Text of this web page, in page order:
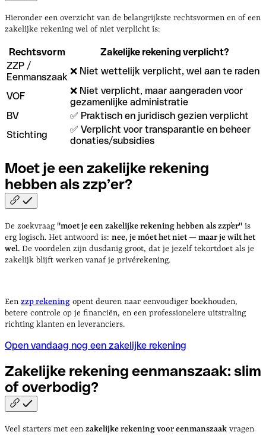
Hieronder een overzicht van de belangrijkste rechtsvormen en of een
zakelijke rekening wel of niet verplicht is:
Rechtsvorm
Zakelijke rekening verplicht?
ZZP /
Eenmanszaak
❌ Niet wettelijk verplicht, wel aan te raden
VOF
❌ Niet verplicht, maar aangeraden voor
gezamenlijke administratie
BV
✅ Praktisch en juridisch gezien verplicht
Stichting
✅ Verplicht voor transparantie en beheer
donaties/subsidies
Moet je een zakelijke rekening
hebben als zzp’er?
De zoekvraag "moet je een zakelijke rekening hebben als zzp’er" is
erg logisch. Het antwoord is: nee, je móet het niet — maar je wilt het
wel. De voordelen zijn dusdanig groot, dat je jezelf tekortdoet als je
zakelijk blijft werken vanaf je privérekening.
Een zzp rekening opent deuren naar eenvoudiger boekhouden,
betere controle op je financiën, en een professionelere uitstraling
richting klanten en leveranciers.
Open vandaag nog een zakelijke rekening
Zakelijke rekening eenmanszaak: slim
of overbodig?
Veel starters met een zakelijke rekening voor eenmanszaak vragen